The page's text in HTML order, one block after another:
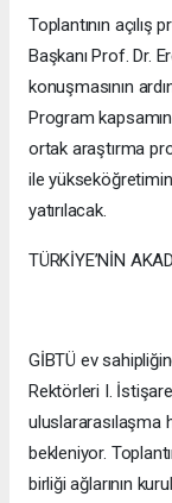
Toplantının açılış
Başkanı Prof. Dr.
konuşmasının
Program
ortak araştırma
ile
yatırılacak.
TÜRKİYE’NİN
GİBTÜ ev
Rektörleri I. İstişare
uluslararasılaşma
bekleniyor.
birliği ağlarının